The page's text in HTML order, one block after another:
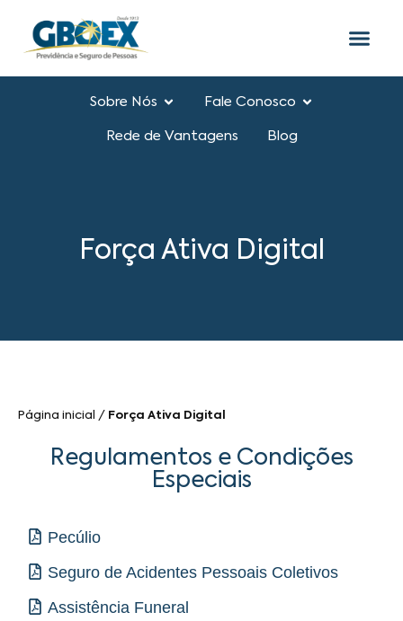
Sobre Nós Fale Conosco
Rede de Vantagens Blog
Força Ativa Digital
Página inicial / Força Ativa Digital
Regulamentos e Condições
Especiais
Pecúlio
Seguro de Acidentes Pessoais Coletivos
Assistência Funeral